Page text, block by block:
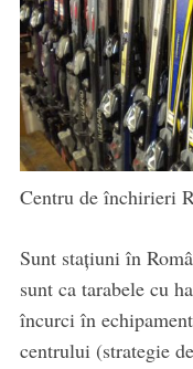
Centru de închirieri
Sunt stațiuni în
sunt ca tarabele cu
încurci în
centrului (strategie